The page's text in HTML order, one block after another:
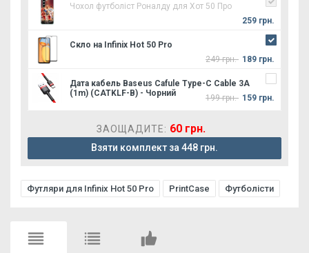
Чохол футболіст Роналду для Хот 50 Про
259 грн.
Скло на Infinix Hot 50 Pro
249 грн. 189 грн.
Дата кабель Baseus Cafule Type-C Cable 3A
(1m) (CATKLF-B) - Чорний
199 грн. 159 грн.
ЗАОЩАДИТЕ: 60 грн.
Взяти комплект за 448 грн.
Футляри для Infinix Hot 50 Pro PrintCase Футболісти